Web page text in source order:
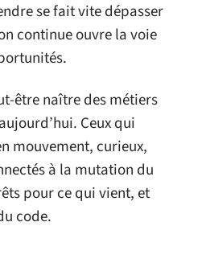
se fait vite dépasser
continue ouvre la voie
être naître des métiers
Ceux qui
mouvement, curieux,
à la mutation du
pour ce qui vient, et
code.